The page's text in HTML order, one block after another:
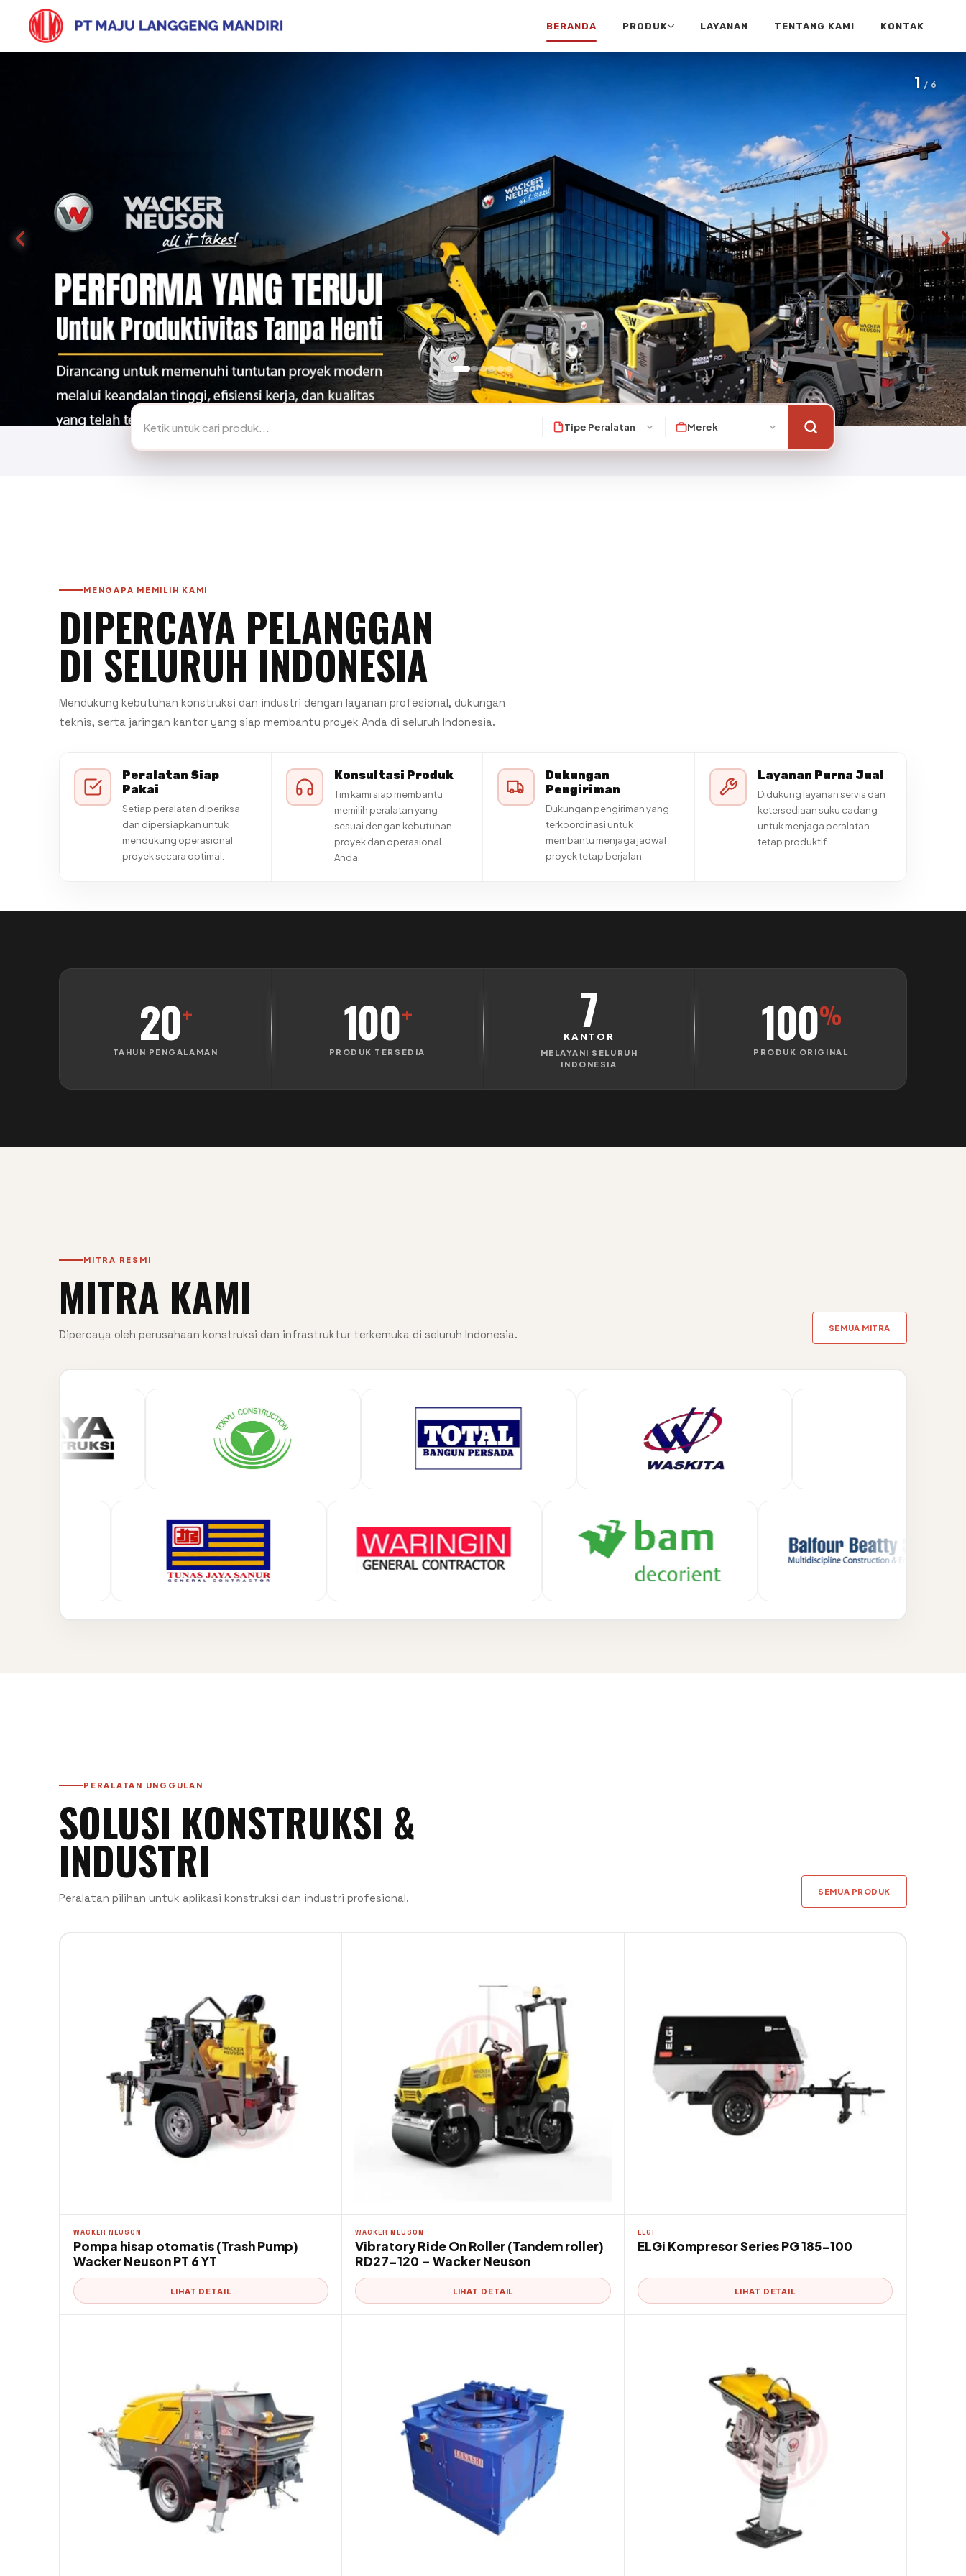
BERANDA PRODUK LAYANAN TENTANG KAMI KONTAK
1 / 6
Peralatan Konstruksi
& Industri
Lihat Katalog →
Tipe Peralatan Merek
MENGAPA MEMILIH KAMI
DIPERCAYA PELANGGAN
DI SELURUH INDONESIA
Mendukung kebutuhan konstruksi dan industri dengan layanan profesional, dukungan
teknis, serta jaringan kantor yang siap membantu proyek Anda di seluruh Indonesia.
Peralatan Siap
Pakai
Setiap peralatan diperiksa
dan dipersiapkan untuk
mendukung operasional
proyek secara optimal.
Konsultasi Produk
Tim kami siap membantu
memilih peralatan yang
sesuai dengan kebutuhan
proyek dan operasional
Anda.
Dukungan
Pengiriman
Dukungan pengiriman yang
terkoordinasi untuk
membantu menjaga jadwal
proyek tetap berjalan.
Layanan Purna Jual
Didukung layanan servis dan
ketersediaan suku cadang
untuk menjaga peralatan
tetap produktif.
20+
TAHUN PENGALAMAN 100+
PRODUK TERSEDIA
7
KANTOR
MELAYANI SELURUH
INDONESIA
100%
PRODUK ORIGINAL
MITRA RESMI
MITRA KAMI
Dipercaya oleh perusahaan konstruksi dan infrastruktur terkemuka di seluruh Indonesia. SEMUA MITRA
PERALATAN UNGGULAN
SOLUSI KONSTRUKSI &
INDUSTRI
Peralatan pilihan untuk aplikasi konstruksi dan industri profesional. SEMUA PRODUK
WACKER NEUSON
Pompa hisap otomatis (Trash Pump)
Wacker Neuson PT 6 YT
LIHAT DETAIL
WACKER NEUSON
Vibratory Ride On Roller (Tandem roller)
RD27-120 – Wacker Neuson
LIHAT DETAIL
ELGI
ELGi Kompresor Series PG 185-100
LIHAT DETAIL